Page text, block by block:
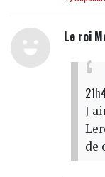
Le roi
J
de